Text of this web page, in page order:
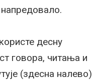
десну
говора, читања и
(здесна налево)